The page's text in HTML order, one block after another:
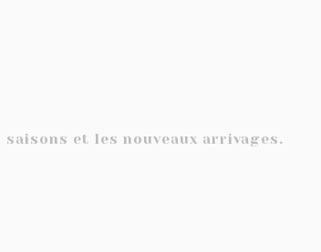
et les nouveaux arrivages.